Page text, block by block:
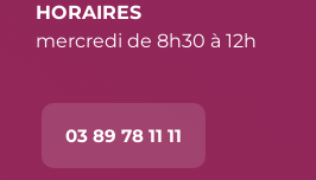
HORAIRES
mercredi de 8h30 à 12h
03 89 78 11 11